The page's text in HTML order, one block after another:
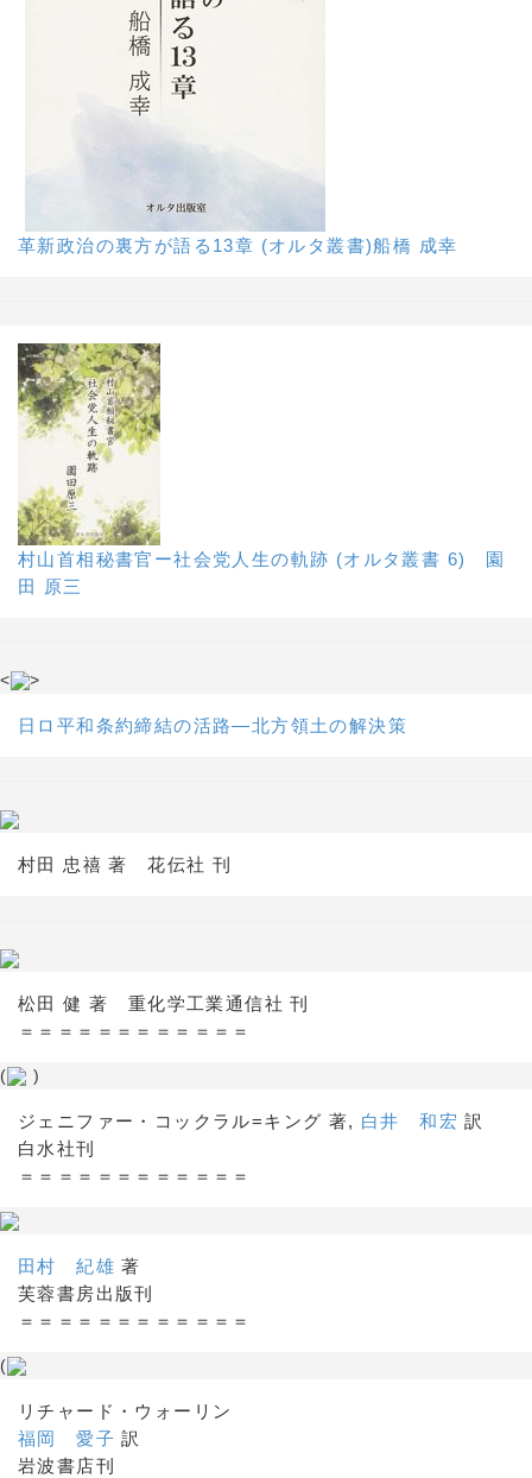
革新政治の裏方が語る13章 (オルタ叢書)船橋 成幸
村山首相秘書官ー社会党人生の軌跡 (オルタ叢書 6) 園
田 原三
< >
日ロ平和条約締結の活路―北方領土の解決策
村田 忠禧 著 花伝社 刊
松田 健 著 重化学工業通信社 刊
＝＝＝＝＝＝＝＝＝＝＝＝
( )
ジェニファー・コックラル=キング 著, 白井 和宏 訳
白水社刊
＝＝＝＝＝＝＝＝＝＝＝＝
田村 紀雄 著
芙蓉書房出版刊
＝＝＝＝＝＝＝＝＝＝＝＝
(
リチャード・ウォーリン
福岡 愛子 訳
岩波書店刊